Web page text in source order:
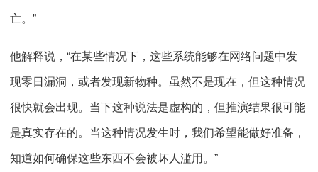
亡。”
他解释说，“在某些情况下，这些系统能够在网络问题中发
现零日漏洞，或者发现新物种。虽然不是现在，但这种情况
很快就会出现。当下这种说法是虚构的，但推演结果很可能
是真实存在的。当这种情况发生时，我们希望能做好准备，
知道如何确保这些东西不会被坏人滥用。”